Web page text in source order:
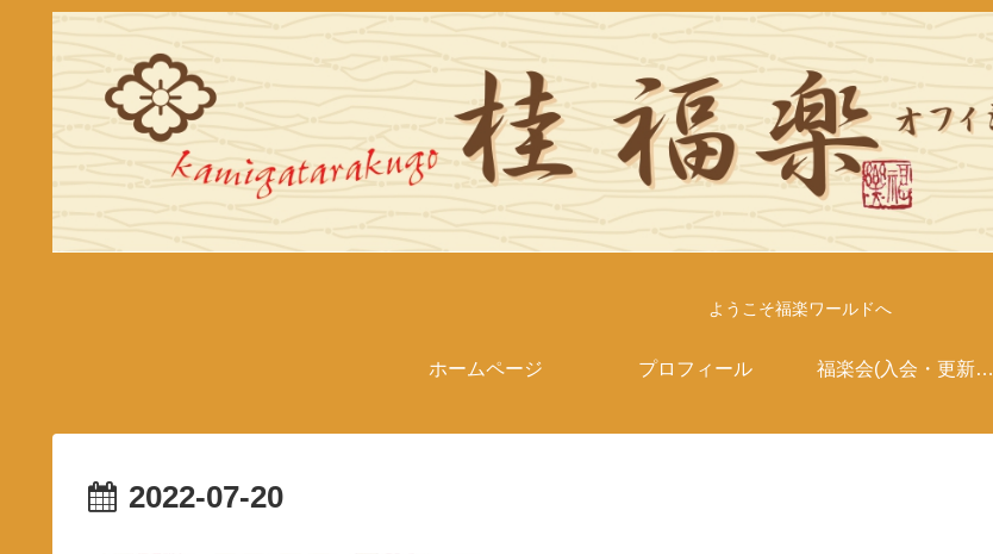
ようこそ福楽ワールドへ
ホームページ プロフィール 福楽会(入会・更新案
内）
2022-07-20